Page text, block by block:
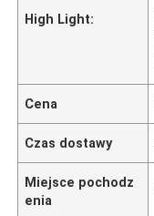
High Light:
Cena
Czas dostawy
Miejsce pochodz
enia